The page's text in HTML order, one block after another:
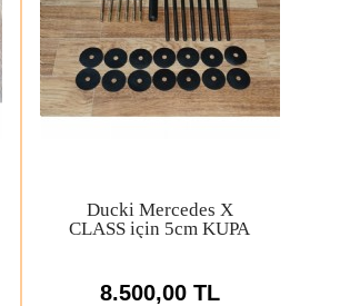
Ducki Ford Ranger 2023
ve sonrası 2inc
7.680,00 TL